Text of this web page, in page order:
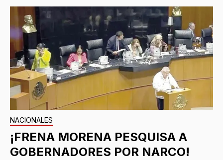
NACIONALES
¡FRENA MORENA PESQUISA A
GOBERNADORES POR NARCO!